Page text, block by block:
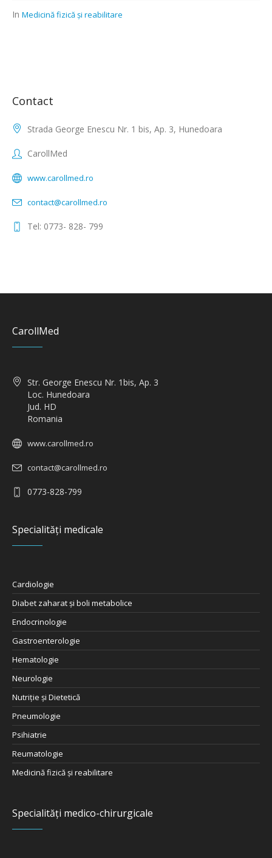
In Medicină fizică și reabilitare
Contact
Strada George Enescu Nr. 1 bis, Ap. 3, Hunedoara
CarollMed
www.carollmed.ro
contact@carollmed.ro
Tel: 0773- 828- 799
CarollMed
Str. George Enescu Nr. 1bis, Ap. 3
Loc. Hunedoara
Jud. HD
Romania
www.carollmed.ro
contact@carollmed.ro
0773-828-799
Specialități medicale
Cardiologie
Diabet zaharat şi boli metabolice
Endocrinologie
Gastroenterologie
Hematologie
Neurologie
Nutriţie şi Dietetică
Pneumologie
Psihiatrie
Reumatologie
Medicină fizică și reabilitare
Specialități medico-chirurgicale